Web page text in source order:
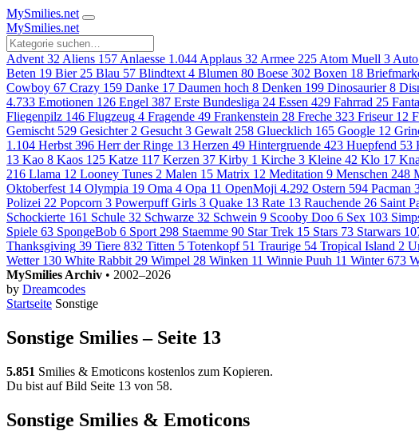
MySmilies.net
MySmilies.net
Advent 32 Aliens 157 Anlaesse 1.044 Applaus 32 Armee 225 Atom Muell 3 Auto
Beten 19 Bier 25 Blau 57 Blindtext 4 Blumen 80 Boese 302 Boxen 18
Cowboy 67 Crazy 159 Danke 17 Daumen hoch 8 Denken 199 Dinosaurier 8
4.733 Emotionen 126 Engel 387 Erste Bundesliga 24 Essen 429 Fahrrad 25
Fliegenpilz 146 Flugzeug 4 Fragende 49 Frankenstein 28 Freche 323 Friseur 12
Gemischt 529 Gesichter 2 Gesucht 3 Gewalt 258 Gluecklich 165 Google 12
1.104 Herbst 396 Herr der Ringe 13 Herzen 49 Hintergruende 423 Huepfend 53
13 Kao 8 Kaos 125 Katze 117 Kerzen 37 Kirby 1 Kirche 3 Kleine 42 Klo 17
216 Llama 12 Looney Tunes 2 Malen 15 Matrix 12 Meditation 9 Menschen 248
Oktoberfest 14 Olympia 19 Oma 4 Opa 11 OpenMoji 4.292 Ostern 594 Pacman
Polizei 22 Popcorn 3 Powerpuff Girls 3 Quake 13 Rate 13 Rauchende 26 Saint
Schockierte 161 Schule 32 Schwarze 32 Schwein 9 Scooby Doo 6 Sex 103
Spiele 63 SpongeBob 6 Sport 298 Staemme 90 Star Trek 15 Stars 73 Starwars
Thanksgiving 39 Tiere 832 Titten 5 Totenkopf 51 Traurige 54 Tropical Island 2
Wetter 130 White Rabbit 29 Wimpel 28 Winken 11 Winnie Puuh 11 Winter 673
MySmilies Archiv • 2002–2026
by Dreamcodes
Startseite Sonstige
Sonstige Smilies – Seite 13
5.851 Smilies & Emoticons kostenlos zum Kopieren.
Du bist auf Bild Seite 13 von 58.
Sonstige Smilies & Emoticons